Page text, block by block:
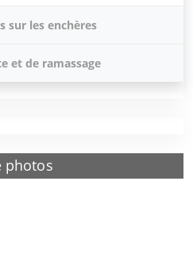
photos
sur les enchères
et de ramassage